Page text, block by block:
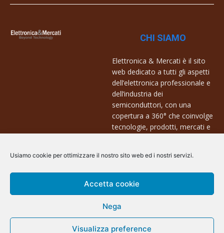
Usiamo cookie per ottimizzare il nostro sito web ed i nostri servizi.
Accetta cookie
Nega
Visualizza preference
CHI SIAMO
Elettronica & Mercati è il sito
web dedicato a tutti gli aspetti
dell’elettronica professionale e
dell’industria dei
semiconduttori, con una
copertura a 360° che coinvolge
tecnologie, prodotti, mercati e
Contatti:
info@arscommunication.it
@ArsCommunication 2023